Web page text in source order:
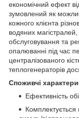
економічний ефект
зумовлений як
кожного клієнта
водяних
обслуговування та
опалюванні під час
централізованого
теплогенераторів
Споживчі
Ефективність
Комплектується